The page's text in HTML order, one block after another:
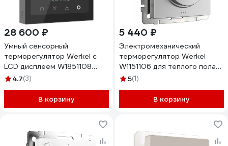
28 600 ₽
Умный сенсорный
терморегулятор Werkel с
LCD дисплеем W1851108
черный a071214
4.7(3)
В корзину
5 440 ₽
Электромеханический
терморегулятор Werkel
W1151106 для теплого пола
серебряный a051521
5(1)
В корзину